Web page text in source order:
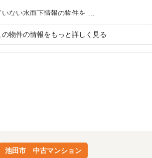
ない水面下情報の物件を
提供させていただきます。
ただけますと、ご希望条件に沿う物件情報取得時
の物件の情報をもっと詳しく見る
池田市 中古マンション